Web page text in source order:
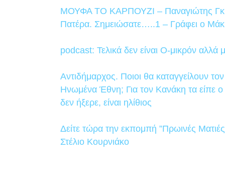
ΜΟΥΦΑ ΤΟ ΚΑΡΠΟΥΖΙ – Παναγιώτης
Πατέρα. Σημειώσατε…..1 – Γράφει ο
podcast: Τελικά δεν είναι Ο-μικρόν αλλά
Αντιδήμαρχος. Ποιοι θα καταγγείλουν
Ηνωμένα Έθνη; Για τον Κανάκη τα είπε ο
δεν ήξερε, είναι ηλίθιος
Δείτε τώρα την εκπομπή ”Πρωινές
Στέλιο Κουρνιάκο